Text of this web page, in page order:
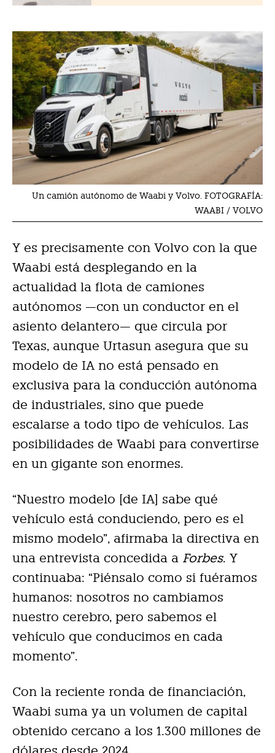
Un camión autónomo de Waabi y Volvo. FOTOGRAFÍA:
WAABI / VOLVO
Y es precisamente con Volvo con la que
Waabi está desplegando en la
actualidad la flota de camiones
autónomos —con un conductor en el
asiento delantero— que circula por
Texas, aunque Urtasun asegura que su
modelo de IA no está pensado en
exclusiva para la conducción autónoma
de industriales, sino que puede
escalarse a todo tipo de vehículos. Las
posibilidades de Waabi para convertirse
en un gigante son enormes.
“Nuestro modelo [de IA] sabe qué
vehículo está conduciendo, pero es el
mismo modelo”, afirmaba la directiva en
una entrevista concedida a Forbes. Y
continuaba: “Piénsalo como si fuéramos
humanos: nosotros no cambiamos
nuestro cerebro, pero sabemos el
vehículo que conducimos en cada
momento”.
Con la reciente ronda de financiación,
Waabi suma ya un volumen de capital
obtenido cercano a los 1.300 millones de